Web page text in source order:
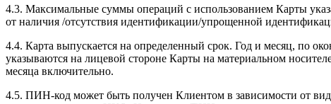
4.3. Максимальные суммы операций с использованием Карты
от наличия /отсутствия идентификации/упрощенной
4.4. Карта выпускается на определенный срок. Год и месяц, по
указываются на лицевой стороне Карты на материальном
месяца включительно.
4.5. ПИН-код может быть получен Клиентом в зависимости от